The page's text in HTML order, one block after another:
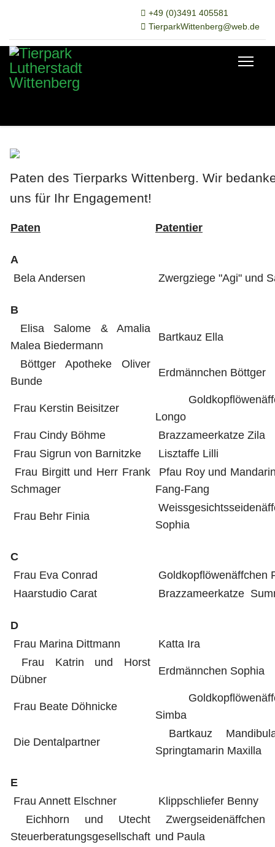
+49 (0)3491 405581
TierparkWittenberg@web.de
Paten des Tierparks Wittenberg. Wir
uns für Ihr Engagement!
Paten Patentier
A
Bela Andersen
Zwergziege "Agi" und
B
Elisa Salome & Amalia
Malea Biedermann
Bartkauz Ella
Böttger Apotheke Oliver
Bunde
Erdmännchen Böttger
Frau Kerstin Beisitzer
Longo
Frau Cindy Böhme
Brazzameerkatze Zila
Frau Sigrun von Barnitzke
Lisztaffe Lilli
Frau Birgitt und Herr Frank
Schmager
Pfau Roy und
Fang-Fang
Frau Behr Finia
Sophia
C
Frau Eva Conrad
Goldkopflöwenäffchen
Haarstudio Carat
Brazzameerkatze
D
Frau Marina Dittmann
Katta Ira
Frau Katrin und Horst
Dübner
Erdmännchen Sophia
Frau Beate Döhnicke
Simba
Die Dentalpartner
Bartkauz
Springtamarin Maxilla
E
Frau Annett Elschner
Klippschliefer Benny
Eichhorn und Utecht
Steuerberatungsgesellschaft
Zwergseidenäffchen
und Paula